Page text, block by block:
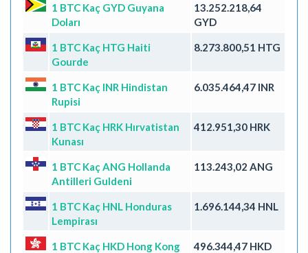
1 BTC Kaç GYD Guyana
Doları
13.252.218,64
GYD
1 BTC Kaç HTG Haiti
Gourde
8.273.800,51 HTG
1 BTC Kaç INR Hindistan
Rupisi
6.035.464,47 INR
1 BTC Kaç HRK Hırvatistan
Kunası
412.951,30 HRK
1 BTC Kaç ANG Hollanda
Antilleri Guldeni
113.243,02 ANG
1 BTC Kaç HNL Honduras
Lempirası
1.696.144,34 HNL
1 BTC Kaç HKD Hong Kong
496.344,47 HKD